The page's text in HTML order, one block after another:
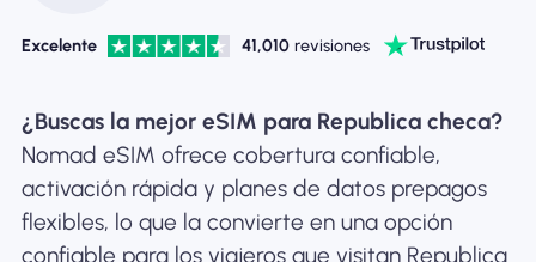
Acerca de eSIM
Excelente 41,010 revisiones
¿Buscas la mejor eSIM para Republica checa?
Nomad eSIM ofrece cobertura confiable,
activación rápida y planes de datos prepagos
flexibles, lo que la convierte en una opción
confiable para los viajeros que visitan Republica